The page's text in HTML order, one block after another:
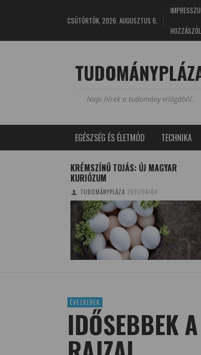
CSÜTÖRTÖK, 2026. AUGUSZTUS 6.
Napi hírek a tudomány világából.
EGÉSZSÉG ÉS ÉLETMÓD TECHNIKA
KRÉMSZÍNŰ TOJÁS: ÚJ MAGYAR
KURIÓZUM
TUDOMÁNYPLÁZA 2021/04/04
ÉVEZREDEK
IDŐSEBBEK